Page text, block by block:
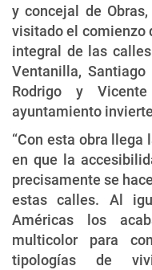
y concejal de
visitado el comienzo
integral de las
Ventanilla, Santiago
Rodrigo y
ayuntamiento
“Con esta obra
en que la
precisamente se
estas calles. Al
Américas los
multicolor para
tipologías de